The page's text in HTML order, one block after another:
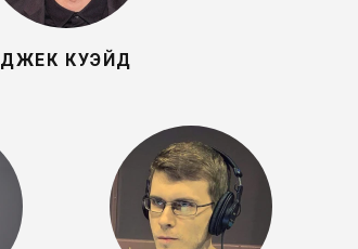
ДЖЕК КУЭЙД